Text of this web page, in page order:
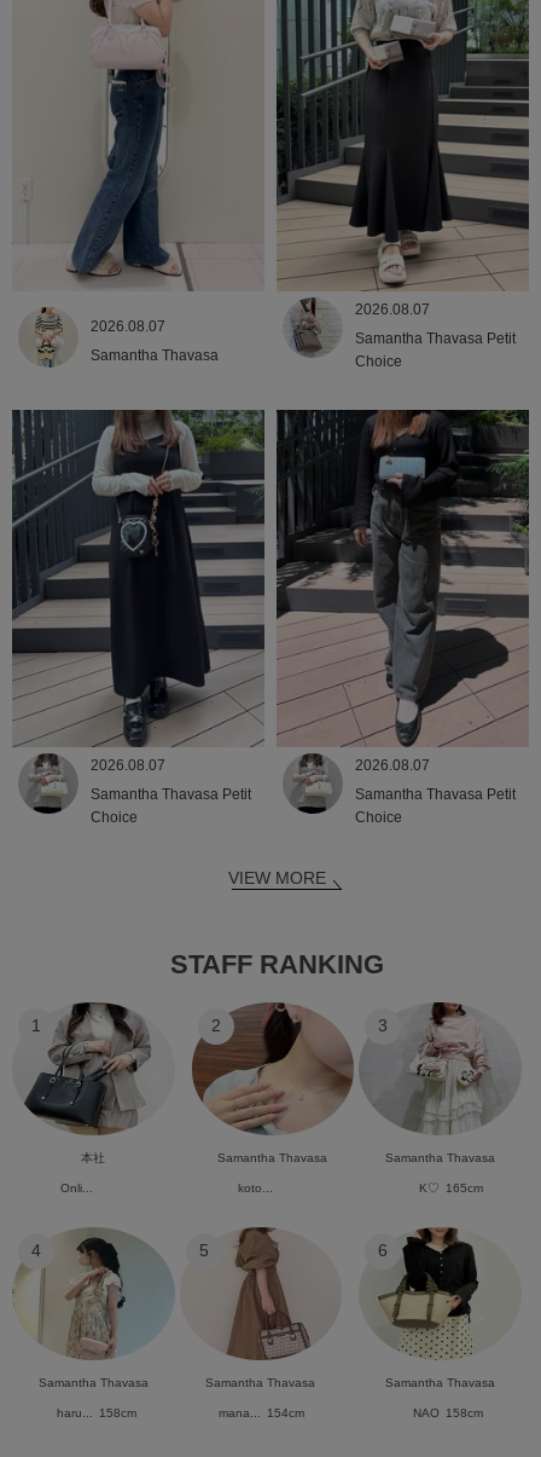
2026.08.07
Samantha Thavasa
2026.08.07
Samantha Thavasa Petit
Choice
2026.08.07
Samantha Thavasa Petit
Choice
2026.08.07
Samantha Thavasa Petit
Choice
VIEW MORE
STAFF RANKING
1
本社
Onli...
2
Samantha Thavasa
koto...
3
Samantha Thavasa
K♡ 165cm
4
Samantha Thavasa
haru... 158cm
5
Samantha Thavasa
mana... 154cm
6
Samantha Thavasa
NAO 158cm